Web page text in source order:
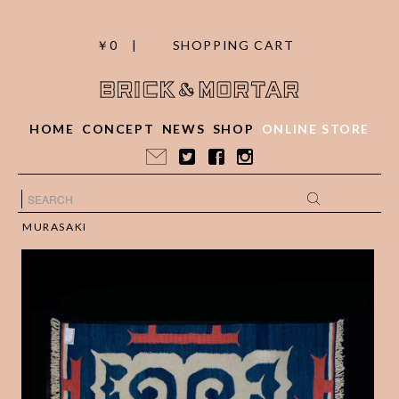
￥0 | SHOPPING CART
HOME CONCEPT NEWS SHOP ONLINE STORE
MURASAKI